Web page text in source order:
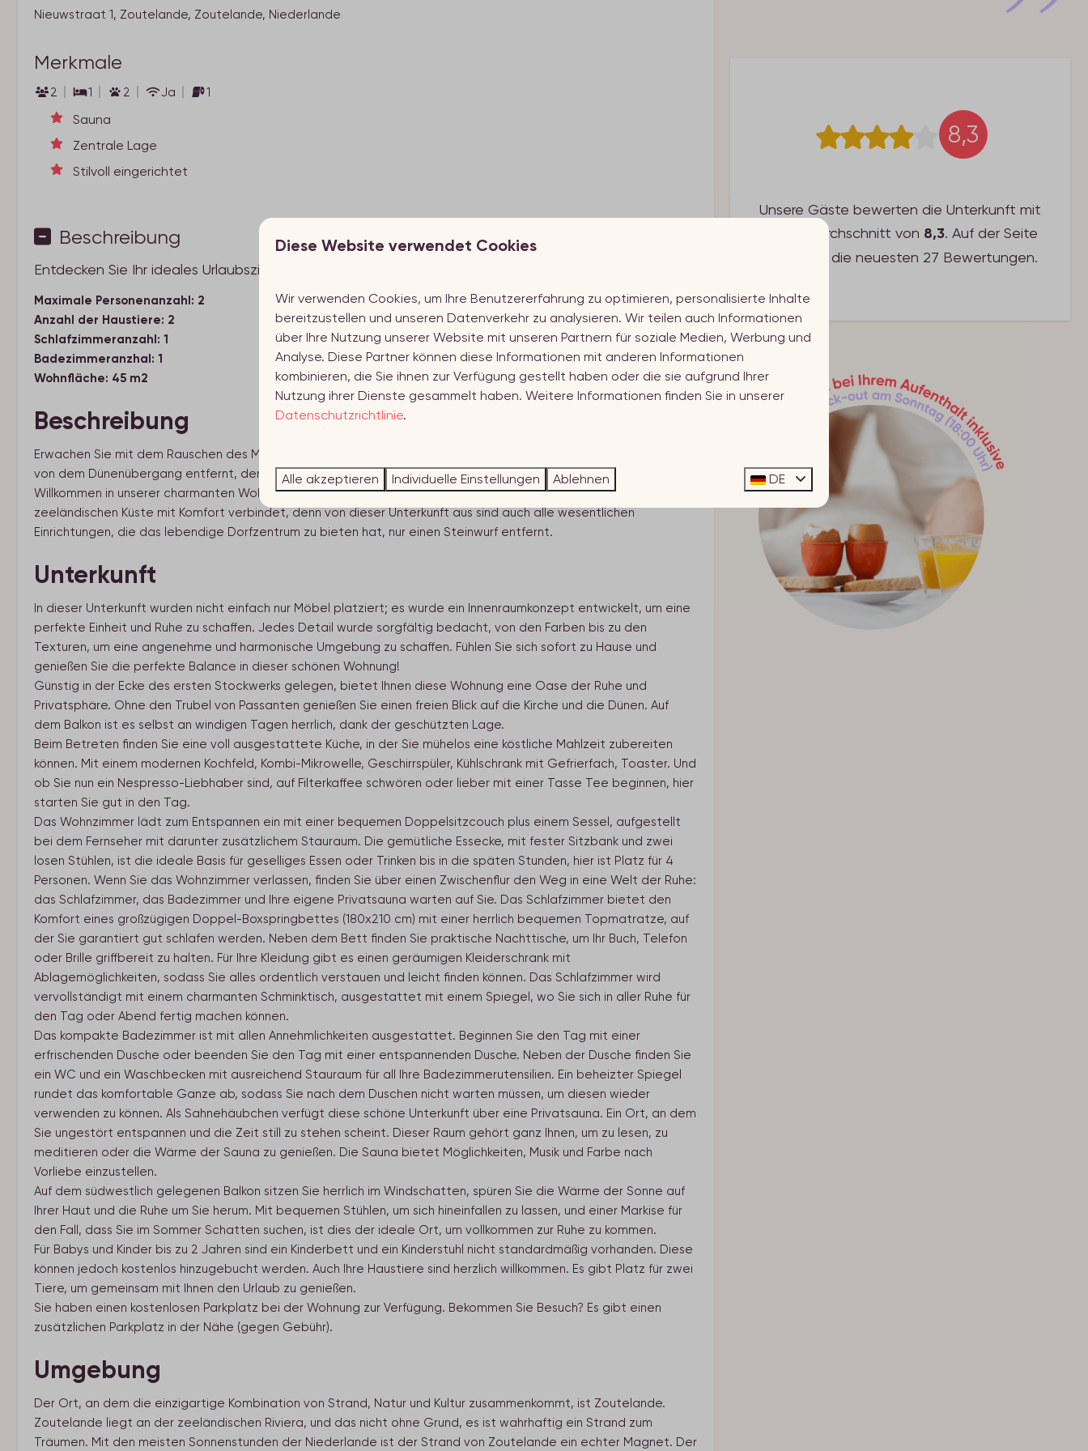
Nieuwstraat 1, Zoutelande, Zoutelande, Niederlande
Merkmale
2 1 2 Ja 1
Sauna
Zentrale Lage
Stilvoll eingerichtet
Beschreibung
Entdecken Sie Ihr ideales Urlaubsziel im charmanten Zoutelande
Maximale Personenanzahl: 2
Anzahl der Haustiere: 2
Schlafzimmeranzahl: 1
Badezimmeranzhal: 1
Wohnfläche: 45 m2
Beschreibung
Erwachen Sie mit dem Rauschen des Meeres im Hintergrund, in dieser Ferienwohnung sind Sie nur wenige Schritte
von dem Dünenübergang entfernt, der Sie zum Strand mit den meisten Sonnenstunden der Niederlande führt.
Willkommen in unserer charmanten Wohnung im malerischen Zoutelande, einem Ort, der die Ruhe der
zeeländischen Küste mit Komfort verbindet, denn von dieser Unterkunft aus sind auch alle wesentlichen
Einrichtungen, die das lebendige Dorfzentrum zu bieten hat, nur einen Steinwurf entfernt.
Unterkunft
In dieser Unterkunft wurden nicht einfach nur Möbel platziert; es wurde ein Innenraumkonzept entwickelt, um eine
perfekte Einheit und Ruhe zu schaffen. Jedes Detail wurde sorgfältig bedacht, von den Farben bis zu den
Texturen, um eine angenehme und harmonische Umgebung zu schaffen. Fühlen Sie sich sofort zu Hause und
genießen Sie die perfekte Balance in dieser schönen Wohnung!
Günstig in der Ecke des ersten Stockwerks gelegen, bietet Ihnen diese Wohnung eine Oase der Ruhe und
Privatsphäre. Ohne den Trubel von Passanten genießen Sie einen freien Blick auf die Kirche und die Dünen. Auf
dem Balkon ist es selbst an windigen Tagen herrlich, dank der geschützten Lage.
Beim Betreten finden Sie eine voll ausgestattete Küche, in der Sie mühelos eine köstliche Mahlzeit zubereiten
können. Mit einem modernen Kochfeld, Kombi-Mikrowelle, Geschirrspüler, Kühlschrank mit Gefrierfach, Toaster. Und
ob Sie nun ein Nespresso-Liebhaber sind, auf Filterkaffee schwören oder lieber mit einer Tasse Tee beginnen, hier
starten Sie gut in den Tag.
Das Wohnzimmer lädt zum Entspannen ein mit einer bequemen Doppelsitzcouch plus einem Sessel, aufgestellt
bei dem Fernseher mit darunter zusätzlichem Stauraum. Die gemütliche Essecke, mit fester Sitzbank und zwei
losen Stühlen, ist die ideale Basis für geselliges Essen oder Trinken bis in die späten Stunden, hier ist Platz für 4
Personen. Wenn Sie das Wohnzimmer verlassen, finden Sie über einen Zwischenflur den Weg in eine Welt der Ruhe:
das Schlafzimmer, das Badezimmer und Ihre eigene Privatsauna warten auf Sie. Das Schlafzimmer bietet den
Komfort eines großzügigen Doppel-Boxspringbettes (180x210 cm) mit einer herrlich bequemen Topmatratze, auf
der Sie garantiert gut schlafen werden. Neben dem Bett finden Sie praktische Nachttische, um Ihr Buch, Telefon
oder Brille griffbereit zu halten. Für Ihre Kleidung gibt es einen geräumigen Kleiderschrank mit
Ablagemöglichkeiten, sodass Sie alles ordentlich verstauen und leicht finden können. Das Schlafzimmer wird
vervollständigt mit einem charmanten Schminktisch, ausgestattet mit einem Spiegel, wo Sie sich in aller Ruhe für
den Tag oder Abend fertig machen können.
Das kompakte Badezimmer ist mit allen Annehmlichkeiten ausgestattet. Beginnen Sie den Tag mit einer
erfrischenden Dusche oder beenden Sie den Tag mit einer entspannenden Dusche. Neben der Dusche finden Sie
ein WC und ein Waschbecken mit ausreichend Stauraum für all Ihre Badezimmerutensilien. Ein beheizter Spiegel
rundet das komfortable Ganze ab, sodass Sie nach dem Duschen nicht warten müssen, um diesen wieder
verwenden zu können. Als Sahnehäubchen verfügt diese schöne Unterkunft über eine Privatsauna. Ein Ort, an dem
Sie ungestört entspannen und die Zeit still zu stehen scheint. Dieser Raum gehört ganz Ihnen, um zu lesen, zu
meditieren oder die Wärme der Sauna zu genießen. Die Sauna bietet Möglichkeiten, Musik und Farbe nach
Vorliebe einzustellen.
Auf dem südwestlich gelegenen Balkon sitzen Sie herrlich im Windschatten, spüren Sie die Wärme der Sonne auf
Ihrer Haut und die Ruhe um Sie herum. Mit bequemen Stühlen, um sich hineinfallen zu lassen, und einer Markise für
den Fall, dass Sie im Sommer Schatten suchen, ist dies der ideale Ort, um vollkommen zur Ruhe zu kommen.
Für Babys und Kinder bis zu 2 Jahren sind ein Kinderbett und ein Kinderstuhl nicht standardmäßig vorhanden. Diese
können jedoch kostenlos hinzugebucht werden. Auch Ihre Haustiere sind herzlich willkommen. Es gibt Platz für zwei
Tiere, um gemeinsam mit Ihnen den Urlaub zu genießen.
Sie haben einen kostenlosen Parkplatz bei der Wohnung zur Verfügung. Bekommen Sie Besuch? Es gibt einen
zusätzlichen Parkplatz in der Nähe (gegen Gebühr).
Umgebung
Der Ort, an dem die einzigartige Kombination von Strand, Natur und Kultur zusammenkommt, ist Zoutelande.
Zoutelande liegt an der zeeländischen Riviera, und das nicht ohne Grund, es ist wahrhaftig ein Strand zum
Träumen. Mit den meisten Sonnenstunden der Niederlande ist der Strand von Zoutelande ein echter Magnet. Der
8,3
Unsere Gäste bewerten die Unterkunft mit
einem Durchschnitt von 8,3. Auf der Seite
sehen Sie die neuesten 27 Bewertungen.
Diese Website verwendet Cookies
Wir verwenden Cookies, um Ihre Benutzererfahrung zu optimieren, personalisierte Inhalte
bereitzustellen und unseren Datenverkehr zu analysieren. Wir teilen auch Informationen
über Ihre Nutzung unserer Website mit unseren Partnern für soziale Medien, Werbung und
Analyse. Diese Partner können diese Informationen mit anderen Informationen
kombinieren, die Sie ihnen zur Verfügung gestellt haben oder die sie aufgrund Ihrer
Nutzung ihrer Dienste gesammelt haben. Weitere Informationen finden Sie in unserer
Datenschutzrichtlinie.
Alle akzeptieren Individuelle Einstellungen Ablehnen DE